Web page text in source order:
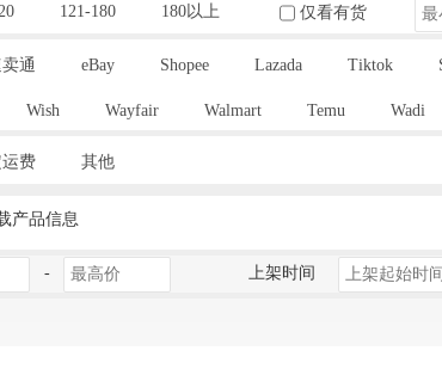
121-180 180以上 仅看有货
通 eBay Shopee Lazada Tiktok
Wish Wayfair Walmart Temu Wadi
运费 其他
产品信息
- 上架时间